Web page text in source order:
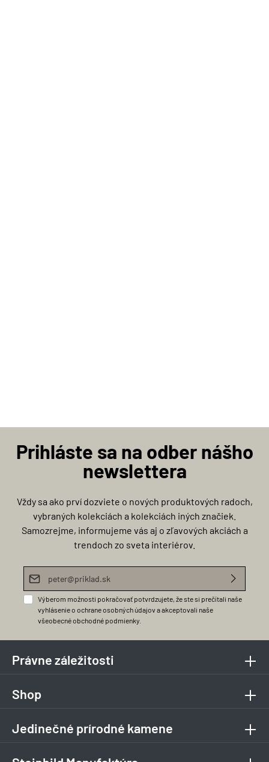
Prihláste sa na odber nášho
newslettera
Vždy sa ako prví dozviete o nových produktových radoch,
vybraných kolekciách a kolekciách iných značiek.
Samozrejme, informujeme vás aj o zľavových akciách a
trendoch zo sveta interiérov.
E-mailová adresa*
Výberom možnosti pokračovať potvrdzujete, že ste si prečítali naše
vyhlásenie o ochrane osobných údajova akceptovali naše
všeobecné obchodné podmienky
Právne záležitosti
Shop
Jedinečné prírodné kamene